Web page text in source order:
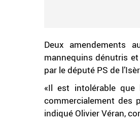
Deux amendements
mannequins dénutris et
par le député PS de
«Il est intolérable que
commercialement des
indiqué Olivier Véran,